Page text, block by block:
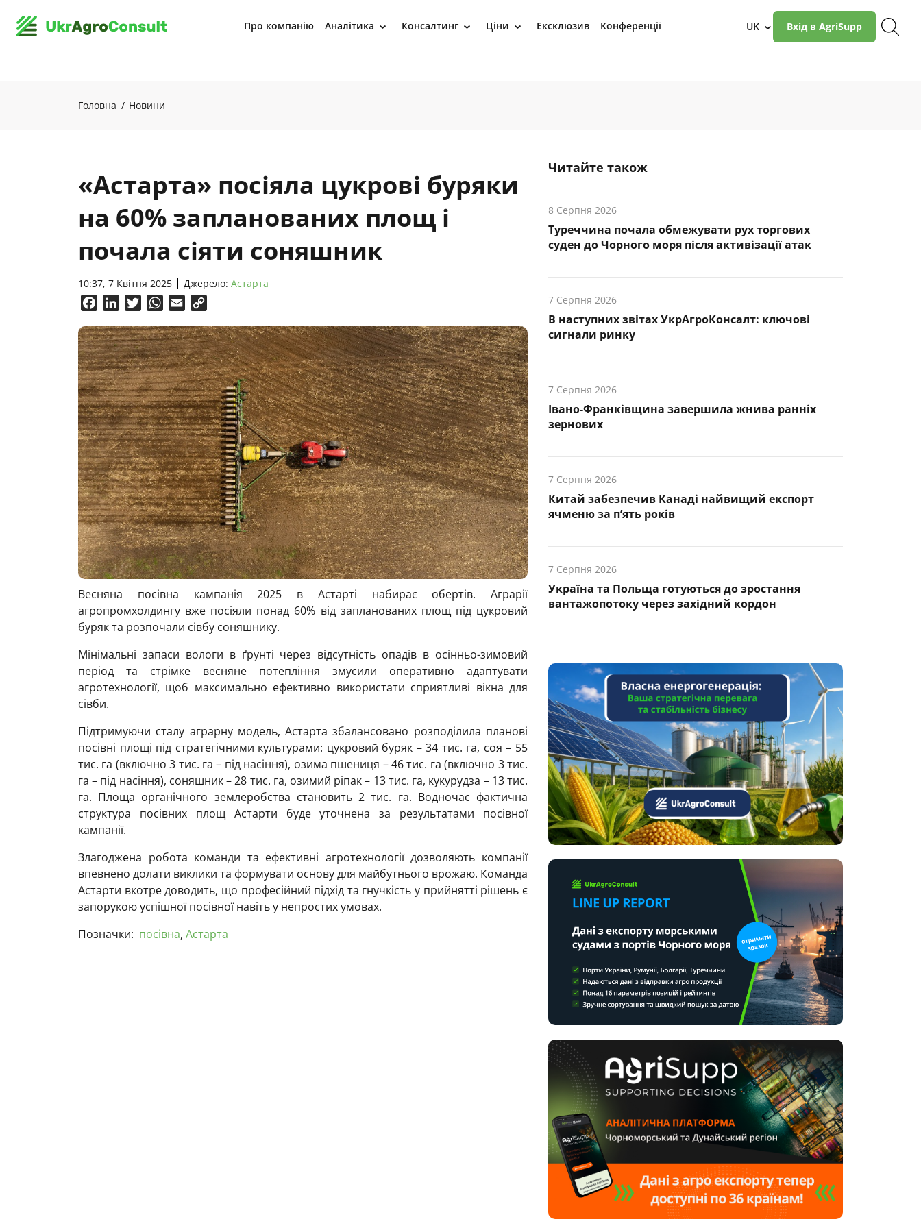
Про компанію Аналітика › Консалтинг › Ціни › Ексклюзив Конференції UK › Вхід в AgriSupp
Головна Новини
«Астарта» посіяла цукрові буряки
на 60% запланованих площ і
почала сіяти соняшник
10:37, 7 Квітня 2025 Джерело: Астарта
FacebookLinkedInTwitterWhatsApp
Email
Весняна посівна кампанія 2025 в Астарті набирає обертів. Аграрії
агропромхолдингу вже посіяли понад 60% від запланованих площ під цукровий
буряк та розпочали сівбу соняшнику.
Мінімальні запаси вологи в ґрунті через відсутність опадів в осінньо-зимовий
період та стрімке весняне потепління змусили оперативно адаптувати
агротехнології, щоб максимально ефективно використати сприятливі вікна для
сівби.
Підтримуючи сталу аграрну модель, Астарта збалансовано розподілила планові
посівні площі під стратегічними культурами: цукровий буряк – 34 тис. га, соя – 55
тис. га (включно 3 тис. га – під насіння), озима пшениця – 46 тис. га (включно 3 тис.
га – під насіння), соняшник – 28 тис. га, озимий ріпак – 13 тис. га, кукурудза – 13 тис.
га. Площа органічного землеробства становить 2 тис. га. Водночас фактична
структура посівних площ Астарти буде уточнена за результатами посівної
кампанії.
Злагоджена робота команди та ефективні агротехнології дозволяють компанії
впевнено долати виклики та формувати основу для майбутнього врожаю. Команда
Астарти вкотре доводить, що професійний підхід та гнучкість у прийнятті рішень є
запорукою успішної посівної навіть у непростих умовах.
Позначки: посівна, Астарта
Читайте також
8 Серпня 2026
Туреччина почала обмежувати рух торгових
суден до Чорного моря після активізації атак
7 Серпня 2026
В наступних звітах УкрАгроКонсалт: ключові
cигнали ринку
7 Серпня 2026
Івано-Франківщина завершила жнива ранніх
зернових
7 Серпня 2026
Китай забезпечив Канаді найвищий експорт
ячменю за п’ять років
7 Серпня 2026
Україна та Польща готуються до зростання
вантажопотоку через західний кордон